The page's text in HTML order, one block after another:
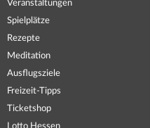
Veranstaltungen
Spielplätze
Rezepte
Meditation
Ausflugsziele
Freizeit-Tipps
Ticketshop